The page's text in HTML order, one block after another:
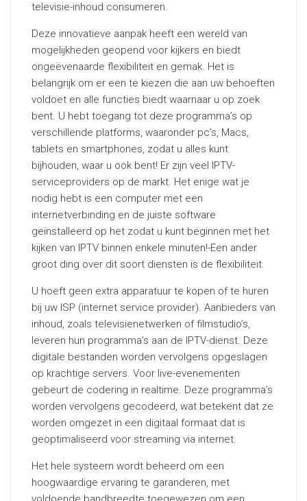
televisie-inhoud consumeren.
Deze innovatieve aanpak heeft een wereld van
mogelijkheden geopend voor kijkers en biedt
ongeëvenaarde flexibiliteit en gemak. Het is
belangrijk om er een te kiezen die aan uw behoeften
voldoet en alle functies biedt waarnaar u op zoek
bent. U hebt toegang tot deze programma’s op
verschillende platforms, waaronder pc’s, Macs,
tablets en smartphones, zodat u alles kunt
bijhouden, waar u ook bent! Er zijn veel IPTV-
serviceproviders op de markt. Het enige wat je
nodig hebt is een computer met een
internetverbinding en de juiste software
geïnstalleerd op het zodat u kunt beginnen met het
kijken van IPTV binnen enkele minuten!-Een ander
groot ding over dit soort diensten is de flexibiliteit.
U hoeft geen extra apparatuur te kopen of te huren
bij uw ISP (internet service provider). Aanbieders van
inhoud, zoals televisienetwerken of filmstudio’s,
leveren hun programma’s aan de IPTV-dienst. Deze
digitale bestanden worden vervolgens opgeslagen
op krachtige servers. Voor live-evenementen
gebeurt de codering in realtime. Deze programma’s
worden vervolgens gecodeerd, wat betekent dat ze
worden omgezet in een digitaal formaat dat is
geoptimaliseerd voor streaming via internet.
Het hele systeem wordt beheerd om een
hoogwaardige ervaring te garanderen, met